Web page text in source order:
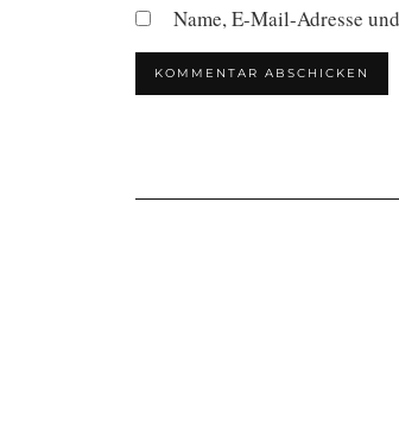
Name, E-Mail-Adresse